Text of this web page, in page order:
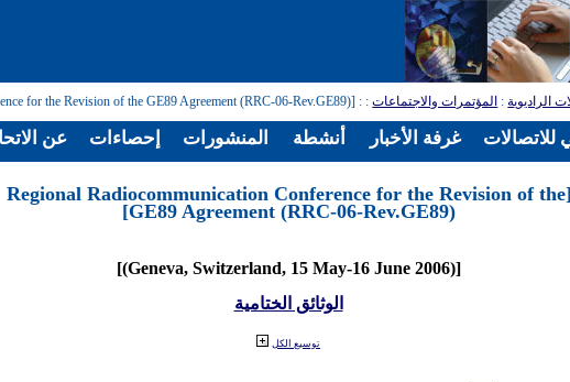
الراديوية: المؤتمرات والاجتماعات:
: [Regional Radiocommunication Conference for the Revision of the GE89 Agreement (RRC-06-Rev.GE89)]
[Regional Radiocommunication Conference for the Revision of the
GE89 Agreement (RRC-06-Rev.GE89)]
[(Geneva, Switzerland, 15 May-16 June 2006)]
الوثائق الختامية
توسيع الكل
عن إحصاءات المنشورات أنشطة غرفة الأخبار للاتصالات